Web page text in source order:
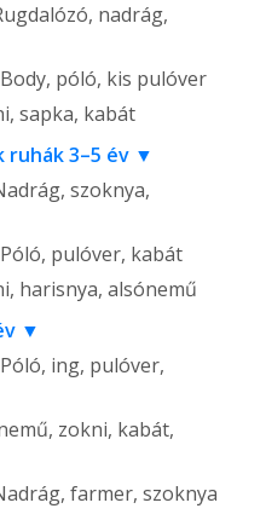
nadrág,
póló, kis pulóver
sapka, kabát
ruhák 3–5 év
szoknya,
pulóver, kabát
harisnya, alsónemű
ing, pulóver,
zokni, kabát,
farmer, szoknya